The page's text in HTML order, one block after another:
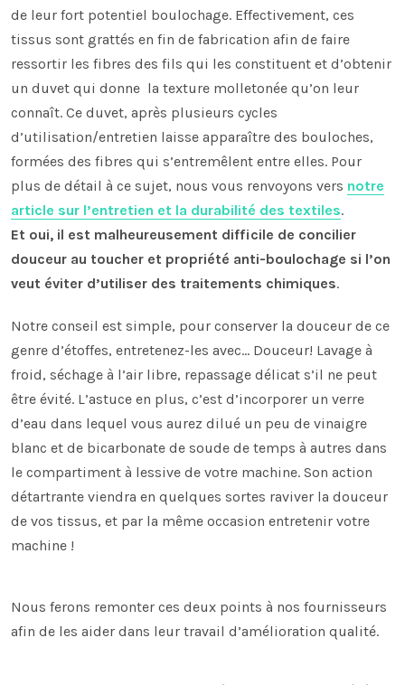
de leur fort potentiel boulochage. Effectivement, ces
tissus sont grattés en fin de fabrication afin de faire
ressortir les fibres des fils qui les constituent et d’obtenir
un duvet qui donne la texture molletonée qu’on leur
connaît. Ce duvet, après plusieurs cycles
d’utilisation/entretien laisse apparaître des bouloches,
formées des fibres qui s’entremêlent entre elles. Pour
plus de détail à ce sujet, nous vous renvoyons vers notre
article sur l’entretien et la durabilité des textiles.
Et oui, il est malheureusement difficile de concilier
douceur au toucher et propriété anti-boulochage si l’on
veut éviter d’utiliser des traitements chimiques.
Notre conseil est simple, pour conserver la douceur de ce
genre d’étoffes, entretenez-les avec… Douceur! Lavage à
froid, séchage à l’air libre, repassage délicat s’il ne peut
être évité. L’astuce en plus, c’est d’incorporer un verre
d’eau dans lequel vous aurez dilué un peu de vinaigre
blanc et de bicarbonate de soude de temps à autres dans
le compartiment à lessive de votre machine. Son action
détartrante viendra en quelques sortes raviver la douceur
de vos tissus, et par la même occasion entretenir votre
machine !
Nous ferons remonter ces deux points à nos fournisseurs
afin de les aider dans leur travail d’amélioration qualité.